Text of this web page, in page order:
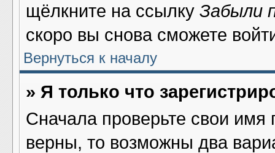
щёлкните на ссылку Забыли
скоро вы снова сможете
Вернуться к началу
» Я только что
Сначала проверьте свои имя
верны, то возможны два